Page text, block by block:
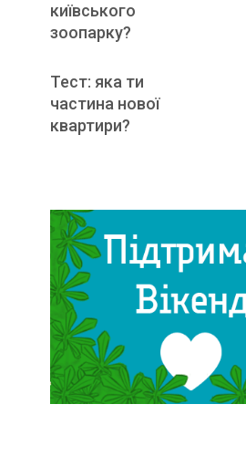
київського
зоопарку?
Тест: яка ти
частина нової
квартири?